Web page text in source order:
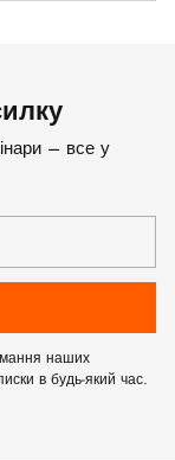
– все у
наших
в будь-який час.